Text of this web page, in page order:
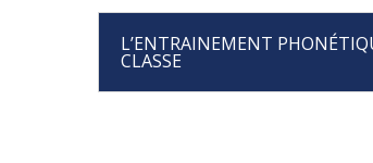
L’ENTRAINEMENT
CLASSE